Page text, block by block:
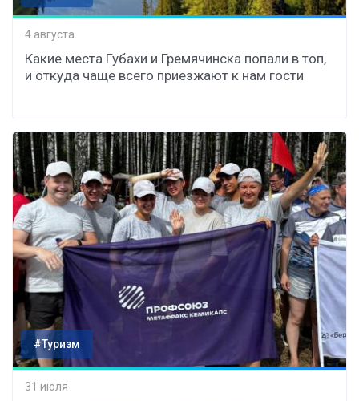
4 августа
Какие места Губахи и Гремячинска попали в топ,
и откуда чаще всего приезжают к нам гости
#Туризм
31 июля